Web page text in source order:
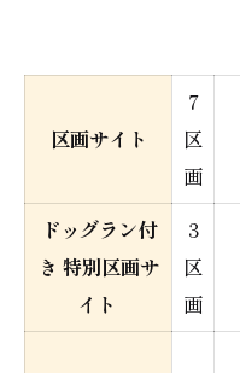
区画サイト
7
区
画
ドッグラン付
き 特別区画サ
イト
3
区
画